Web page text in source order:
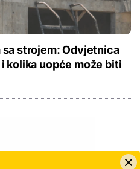
sa strojem: Odvjetnica
kolika uopće može biti